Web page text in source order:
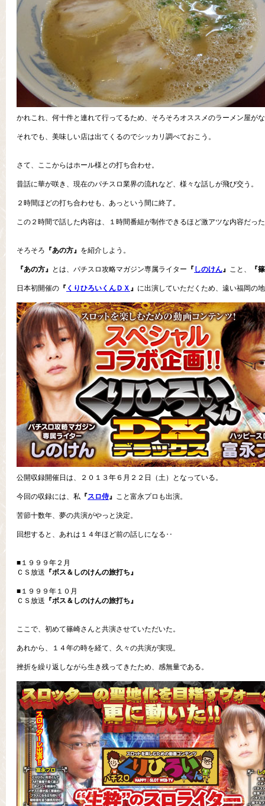
かれこれ、何十件と連れて行ってるため、そろそろオススメのラーメン屋が
それでも、美味しい店は出てくるのでシッカリ調べておこう。
さて、ここからはホール様との打ち合わせ。
昔話に華が咲き、現在のパチスロ業界の流れなど、様々な話しが飛び交う。
２時間ほどの打ち合わせも、あっという間に終了。
この２時間で話した内容は、１時間番組が制作できるほど激アツな内容だっ
そろそろ 『あの方』 を紹介しよう。
『あの方』 とは、パチスロ攻略マガジン専属ライター 『しのけん』 こと、 『
日本初開催の 『 くりひろいくんＤＸ 』 に出演していただくため、遠い福岡の
公開収録開催日は、２０１３年６月２２日（土）となっている。
今回の収録には、私 『スロ侍』 こと富永プロも出演。
苦節十数年、夢の共演がやっと決定。
回想すると、あれは１４年ほど前の話しになる‥
■１９９９年２月
ＣＳ放送 『ボス＆しのけんの旅打ち』
■１９９９年１０月
ＣＳ放送 『ボス＆しのけんの旅打ち』
ここで、初めて篠崎さんと共演させていただいた。
あれから、１４年の時を経て、久々の共演が実現。
挫折を繰り返しながら生き残ってきたため、感無量である。